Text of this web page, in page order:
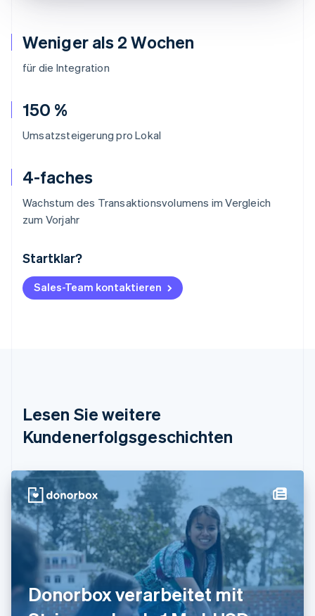
Weniger als 2 Wochen
für die Integration
150 %
Umsatzsteigerung pro Lokal
4-faches
Wachstum des Transaktionsvolumens im Vergleich
zum Vorjahr
Startklar?
Sales-Team kontaktieren
Lesen Sie weitere
Kundenerfolgsgeschichten
Donorbox verarbeitet mit
Australien
Belgien
NederlandsFrançaisDeutschEnglish
DeutschEnglish
English
简体中文English
Finnland
EnglishSvenska
Frankreich
FrançaisEnglish
Gibraltar
English
Griechenland
English
Indien